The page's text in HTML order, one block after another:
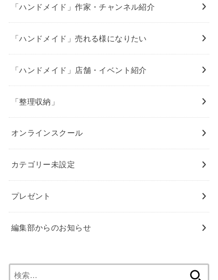
「ハンドメイド」作家・チャンネル紹介
「ハンドメイド」売れる様になりたい
「ハンドメイド」店舗・イベント紹介
「整理収納」
オンラインスクール
カテゴリー未設定
プレゼント
編集部からのお知らせ